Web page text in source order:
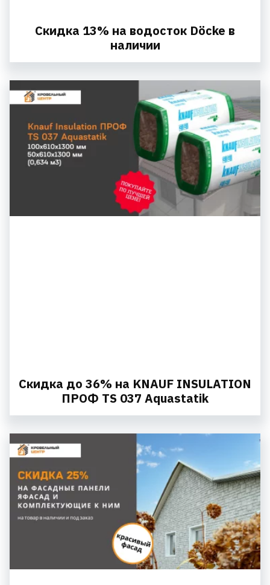
Скидка 13% на водосток Döcke в
наличии
Скидка до 36% на KNAUF INSULATION
ПРОФ TS 037 Aquastatik